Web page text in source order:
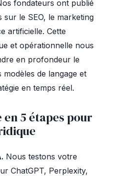
fondateurs ont publié
sur le SEO, le marketing
artificielle. Cette
et opérationnelle nous
en profondeur le
de langage et
en temps réel.
5 étapes pour
Nous testons votre
ChatGPT, Perplexity,